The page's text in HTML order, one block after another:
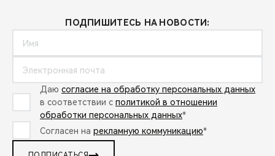
ПОДПИШИТЕСЬ НА НОВОСТИ:
Даю согласие на обработку персональных данных
в соответствии с политикой в отношении
обработки персональных данных*
Согласен на рекламную коммуникацию*